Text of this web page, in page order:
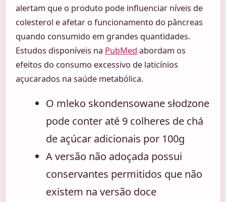
alertam que o produto pode influenciar níveis de
colesterol e afetar o funcionamento do pâncreas
quando consumido em grandes quantidades.
Estudos disponíveis na PubMed abordam os
efeitos do consumo excessivo de laticínios
açucarados na saúde metabólica.
O mleko skondensowane słodzone
pode conter até 9 colheres de chá
de açúcar adicionais por 100g
A versão não adoçada possui
conservantes permitidos que não
existem na versão doce